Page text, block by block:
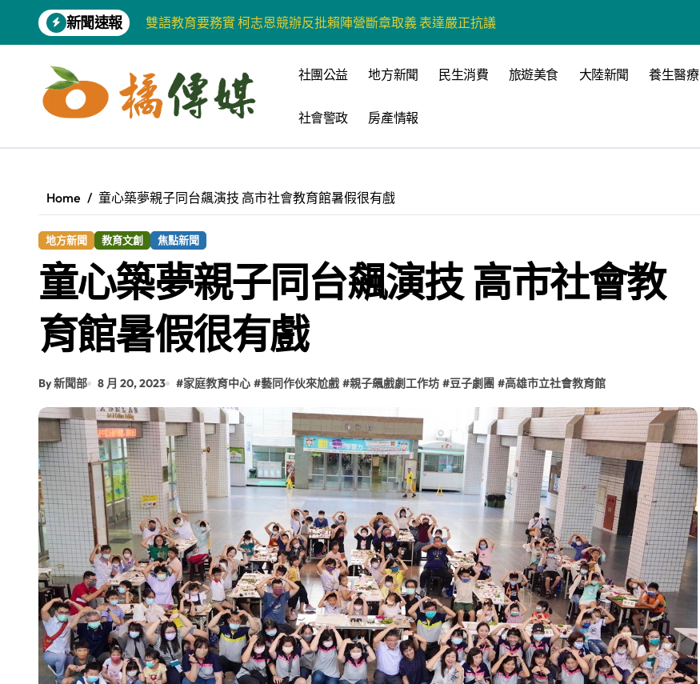
content
新聞速報
雙語教育要務實 柯志恩競辦反批賴陣營斷章取義 表達嚴正抗議
增殖放流超65萬尾魚苗 兩岸學生共營環保生態環境
【第十四屆海峽青年薈】兩岸青年福州體驗水上運動
柯志恩競選網站正式上線 打造數位選戰新平台 公開五大亮點
兩岸青年齊聚福州共話農文旅融合發展
爭取原住民選票 柯志恩提原民5大政策 打造城鄉共好高雄
雅安 天府之肺裡的安逸密碼 一座被時光偏愛的巴適小城
港都文藝學會首辦蓮池潭文學營 支持高雄文學再出發
高科大機電系與日本愛媛大學跨校合作 並感謝世豐螺絲捐助獎學金
《讀者》8月號新聞焦點 【錦瑟】
社團公益 地方新聞 民生消費 旅遊美食 大陸新聞 養生醫療
社會警政 房產情報
Home 童心築夢親子同台飆演技 高市社會教育館暑假很有戲
地方新聞 教育文創 焦點新聞
童心築夢親子同台飆演技 高市社會教
育館暑假很有戲
By 新聞部 8 月 20, 2023 #家庭教育中心 #藝同作伙來尬戲 #親子飆戲劇工作坊 #豆子劇團 #高雄市立社會教育館